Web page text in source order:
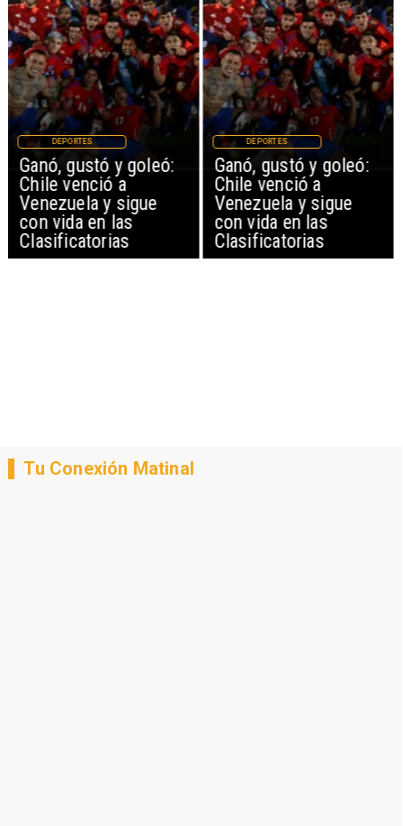
Ganó, gustó y goleó:
Chile venció a
Venezuela y sigue
con vida en las
Clasificatorias
DEPORTES
Ganó, gustó y goleó:
Chile venció a
Venezuela y sigue
con vida en las
Clasificatorias
DEPORTES
Tu Conexión Matinal